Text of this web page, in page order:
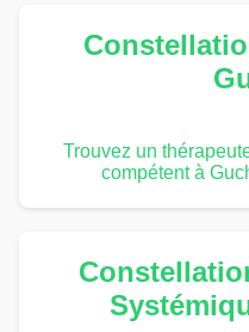
Trouvez un
compétent à